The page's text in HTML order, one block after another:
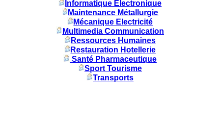
Informatique Electronique
Maintenance Métallurgie
Mécanique Electricité
Multimedia Communication
Ressources Humaines
Restauration Hotellerie
Santé Pharmaceutique
Sport Tourisme
Transports